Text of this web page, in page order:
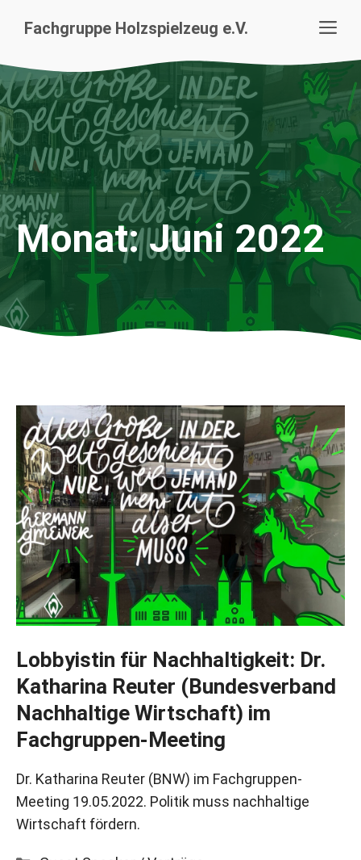
InhaltFachgruppe Holzspielzeug e.V.
Monat:Juni 2022
Lobbyistin für Nachhaltigkeit: Dr.
Katharina Reuter (Bundesverband
Nachhaltige Wirtschaft) im
Fachgruppen-Meeting
Dr. Katharina Reuter (BNW) im Fachgruppen-
Meeting 19.05.2022. Politik muss nachhaltige
Wirtschaft fördern.